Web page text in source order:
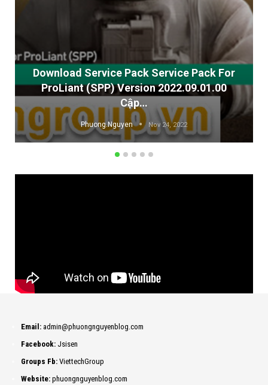
Download Service Pack Service Pack For
ProLiant (SPP) Version 2022.09.01.00
Cập…
Phuong.Nguyen Nov 24, 2022
Email: admin@phuongnguyenblog.com
Facebook: Jsisen
Groups Fb: ViettechGroup
Website: phuongnguyenblog.com